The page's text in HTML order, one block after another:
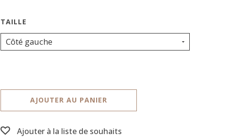
Côté gauche
AJOUTER AU PANIER
Ajouter à la liste de souhaits